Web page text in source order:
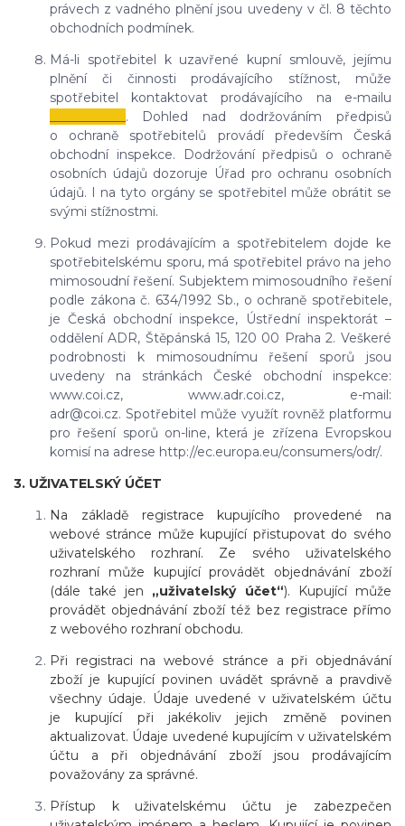
právech z vadného plnění jsou uvedeny v čl. 8 těchto
obchodních podmínek.
Má-li spotřebitel k uzavřené kupní smlouvě, jejímu
plnění či činnosti prodávajícího stížnost, může
spotřebitel kontaktovat prodávajícího na e-mailu
. Dohled nad dodržováním předpisů
o ochraně spotřebitelů provádí především Česká
obchodní inspekce. Dodržování předpisů o ochraně
osobních údajů dozoruje Úřad pro ochranu osobních
údajů. I na tyto orgány se spotřebitel může obrátit se
svými stížnostmi.
Pokud mezi prodávajícím a spotřebitelem dojde ke
spotřebitelskému sporu, má spotřebitel právo na jeho
mimosoudní řešení. Subjektem mimosoudního řešení
podle zákona č. 634/1992 Sb., o ochraně spotřebitele,
je Česká obchodní inspekce, Ústřední inspektorát –
oddělení ADR, Štěpánská 15, 120 00 Praha 2. Veškeré
podrobnosti k mimosoudnímu řešení sporů jsou
uvedeny na stránkách České obchodní inspekce:
www.coi.cz, www.adr.coi.cz, e-mail:
adr@coi.cz. Spotřebitel může využít rovněž platformu
pro řešení sporů on-line, která je zřízena Evropskou
komisí na adrese http://ec.europa.eu/consumers/odr/.
3. UŽIVATELSKÝ ÚČET
Na základě registrace kupujícího provedené na
webové stránce může kupující přistupovat do svého
uživatelského rozhraní. Ze svého uživatelského
rozhraní může kupující provádět objednávání zboží
(dále také jen „uživatelský účet“). Kupující může
provádět objednávání zboží též bez registrace přímo
z webového rozhraní obchodu.
Při registraci na webové stránce a při objednávání
zboží je kupující povinen uvádět správně a pravdivě
všechny údaje. Údaje uvedené v uživatelském účtu
je kupující při jakékoliv jejich změně povinen
aktualizovat. Údaje uvedené kupujícím v uživatelském
účtu a při objednávání zboží jsou prodávajícím
považovány za správné.
Přístup k uživatelskému účtu je zabezpečen